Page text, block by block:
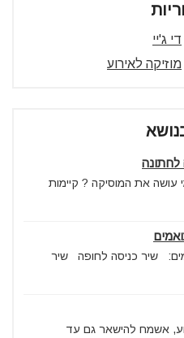
די ג'יי
מוזיקה לאירוע
לחתונה
עושה את המוסיקה ? קיימות
שיר כניסה לחופה שיר
אשמח להישאר גם עד